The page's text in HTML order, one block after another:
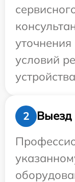
условий
2
Выезд